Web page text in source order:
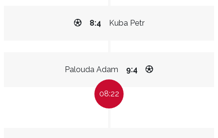
Kuba Petr
8:4
Palouda Adam 9:4
08:22